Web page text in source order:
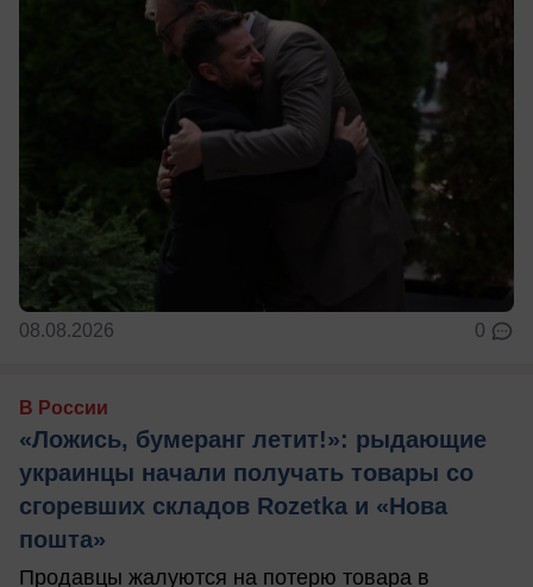
08.08.2026 0
В России
«Ложись, бумеранг летит!»: рыдающие
украинцы начали получать товары со
сгоревших складов Rozetka и «Нова
пошта»
Продавцы жалуются на потерю товара в